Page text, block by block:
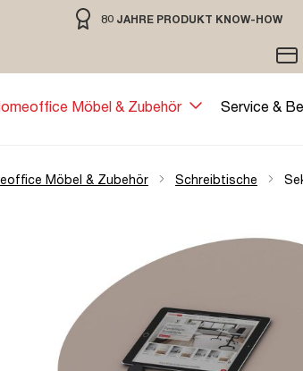
springen80 JAHRE PRODUKT KNOW-HOW
80 JAHRE MÖBELBAU MIT TRADITION
Möbel & Zubehör Service &
Möbel & Zubehör Schreibtische